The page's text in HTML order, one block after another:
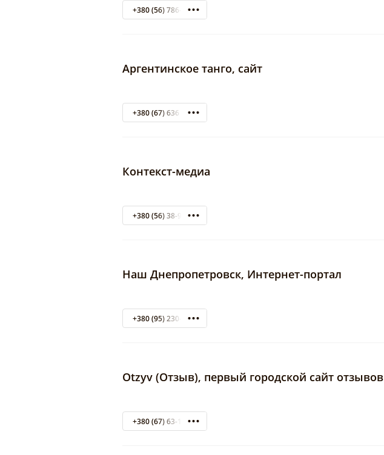
+380 (56) 786-15-51
Аргентинское танго, сайт
+380 (67) 636 00 58
Контекст-медиа
+380 (56) 38-90-82
Наш Днепропетровск, Интернет-портал
+380 (95) 230-59-11
Otzyv (Отзыв), первый городской сайт отзывов
+380 (67) 63-121-67